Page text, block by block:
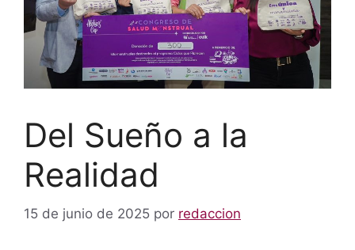
Del Sueño a la
Realidad
15 de junio de 2025 por redaccion